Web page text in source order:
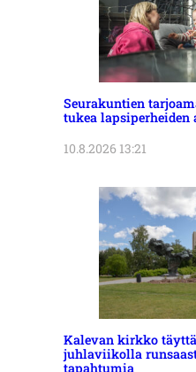
Seurakuntien
tukea lapsiperheiden
10.8.2026 13:21
Kalevan kirkko
juhlaviikolla
tapahtumia